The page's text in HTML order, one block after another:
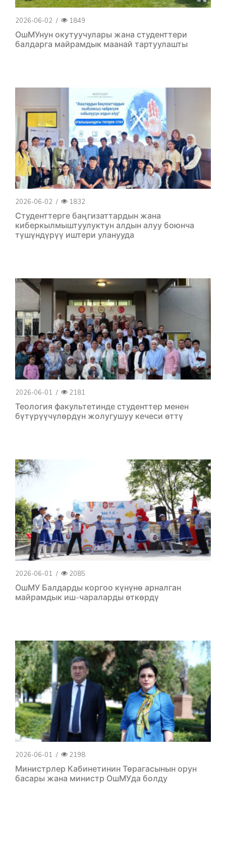
2026-06-02 / 1849
ОшМУнун окутуучулары жана студенттери
балдарга майрамдык маанай тартуулашты
2026-06-02 / 1832
Студенттерге баңгизаттардын жана
киберкылмыштуулуктун алдын алуу боюнча
түшүндүрүү иштери уланууда
2026-06-01 / 2181
Теология факультетинде студенттер менен
бүтүрүүчүлөрдүн жолугушуу кечеси өттү
2026-06-01 / 2085
ОшМУ Балдарды коргоо күнүнө арналган
майрамдык иш-чараларды өткөрдү
2026-06-01 / 2198
Министрлер Кабинетинин Төрагасынын орун
басары жана министр ОшМУда болду